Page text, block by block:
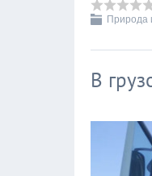
Природа
В